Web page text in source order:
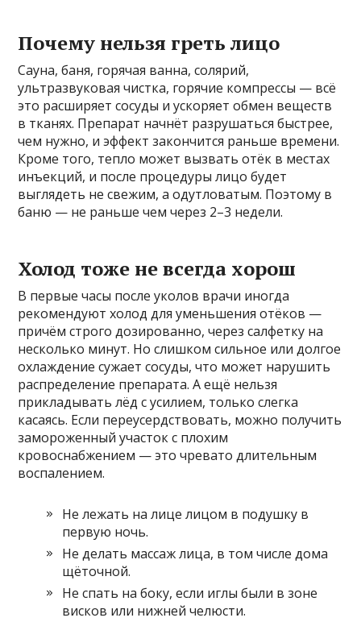
Почему нельзя греть лицо
Сауна, баня, горячая ванна, солярий,
ультразвуковая чистка, горячие компрессы — всё
это расширяет сосуды и ускоряет обмен веществ
в тканях. Препарат начнёт разрушаться быстрее,
чем нужно, и эффект закончится раньше времени.
Кроме того, тепло может вызвать отёк в местах
инъекций, и после процедуры лицо будет
выглядеть не свежим, а одутловатым. Поэтому в
баню — не раньше чем через 2–3 недели.
Холод тоже не всегда хорош
В первые часы после уколов врачи иногда
рекомендуют холод для уменьшения отёков —
причём строго дозированно, через салфетку на
несколько минут. Но слишком сильное или долгое
охлаждение сужает сосуды, что может нарушить
распределение препарата. А ещё нельзя
прикладывать лёд с усилием, только слегка
касаясь. Если переусердствовать, можно получить
замороженный участок с плохим
кровоснабжением — это чревато длительным
воспалением.
Не лежать на лице лицом в подушку в
первую ночь.
Не делать массаж лица, в том числе дома
щёточной.
Не спать на боку, если иглы были в зоне
висков или нижней челюсти.